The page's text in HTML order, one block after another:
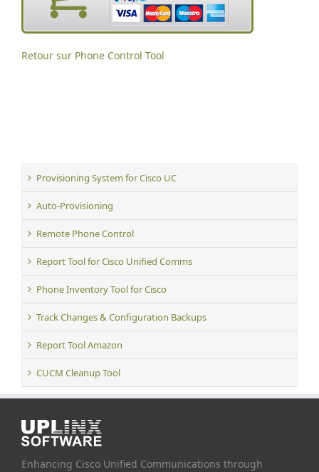
Retour sur Phone Control Tool
Provisioning System for Cisco UC
Auto-Provisioning
Remote Phone Control
Report Tool for Cisco Unified Comms
Phone Inventory Tool for Cisco
Track Changes & Configuration Backups
Report Tool Amazon
CUCM Cleanup Tool
Enhancing Cisco Unified Communications through